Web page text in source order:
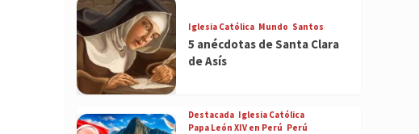
Iglesia Católica Mundo Santos
5 anécdotas de Santa Clara
de Asís
Destacada Iglesia Católica
Papa León XIV en Perú Perú